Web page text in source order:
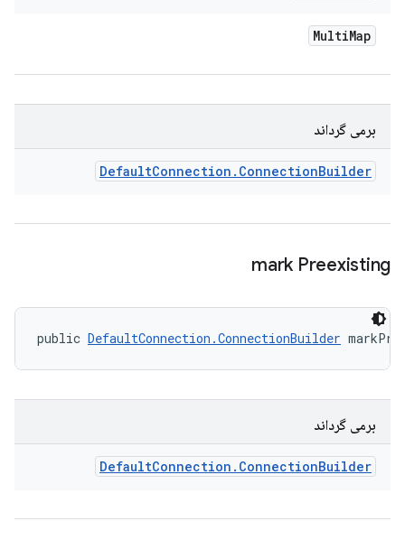
MultiMap
برمی گرداند
DefaultConnection . ConnectionBuilder
mark Preexisting
public DefaultConnection.ConnectionBuilder
برمی گرداند
DefaultConnection . ConnectionBuilder